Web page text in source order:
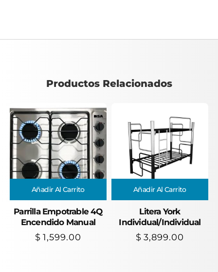
Productos Relacionados
Añadir Al Carrito
Parrilla Empotrable 4Q
Encendido Manual
$ 1,599.00
Añadir Al Carrito
Litera York
Individual/Individual
$ 3,899.00